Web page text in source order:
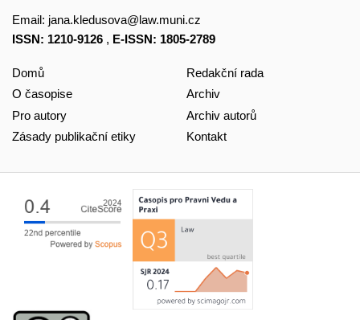
Email: jana.kledusova@law.muni.cz
ISSN: 1210-9126 , E-ISSN: 1805-2789
Domů
O časopise
Pro autory
Zásady publikační etiky
Redakční rada
Archiv
Archiv autorů
Kontakt